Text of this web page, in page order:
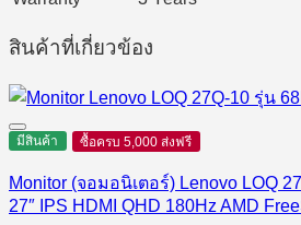
สินค้าที่เกี่ยวข้อง
มีสินค้า ซื้อครบ 5,000 ส่งฟรี
Monitor (จอมอนิเตอร์) Lenovo LOQ
27″ IPS HDMI QHD 180Hz AMD